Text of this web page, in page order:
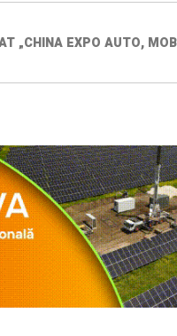
„CHINA EXPO AUTO,